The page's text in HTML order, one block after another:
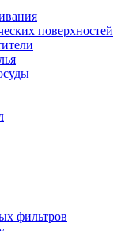
поверхностей
фильтров